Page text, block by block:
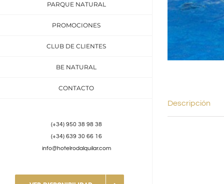
PARQUE NATURAL
PROMOCIONES
CLUB DE CLIENTES
BE NATURAL
CONTACTO
(+34) 950 38 98 38
(+34) 639 30 66 16
info@hotelrodalquilar.com
Descripción